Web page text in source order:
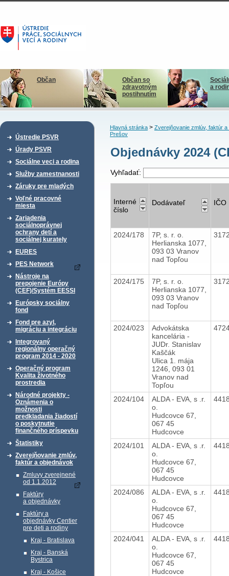
Občan
Občan so
zdravotným
postihnutím
a
Ústredie PSVR
Úrady PSVR
Sociálne veci a rodina
Služby zamestnanosti
Záruky pre mladých
Voľné pracovné
miesta
Zariadenia
sociálnoprávnej
ochrany detí a
sociálnej kurately
EURES
PES Network
Nástroje na
prepojenie Európy
(CEF)/Systém EESSI
Európsky sociálny
fond
Fond pre azyl,
migráciu a integráciu
Integrovaný
regionálny operačný
program 2014 - 2020
Operačný program
Kvalita životného
prostredia
Národné projekty -
Oznámenia o
možnosti
predkladania žiadostí
o poskytnutie
finančného príspevku
Štatistiky
Zverejňovanie zmlúv,
faktúr a objednávok
Zmluvy zverejnené
od 1.1.2012
Faktúry
a objednávky
Faktúry a
objednávky Centier
pre deti a rodiny
Kraj - Bratislava
Kraj - Banská
Bystrica
Kraj - Košice
Hlavná stránka> Zverejňovanie zmlúv, faktúr a
Prešov
Objednávky 2024
Vyhľadať:
Interné
číslo
Dodávateľ IČO
2024/178
7P, s. r. o.
Herlianska 1077,
093 03 Vranov
nad Topľou
2024/175
7P, s. r. o.
Herlianska 1077,
093 03 Vranov
nad Topľou
2024/023
Advokátska
kancelária -
JUDr. Stanislav
Kaščák
Ulica 1. mája
1246, 093 01
Vranov nad
Topľou
2024/104
ALDA - EVA, s .r.
o.
Hudcovce 67,
067 45
Hudcovce
2024/101
ALDA - EVA, s .r.
o.
Hudcovce 67,
067 45
Hudcovce
2024/086
ALDA - EVA, s .r.
o.
Hudcovce 67,
067 45
Hudcovce
2024/041
ALDA - EVA, s .r.
o.
Hudcovce 67,
067 45
Hudcovce